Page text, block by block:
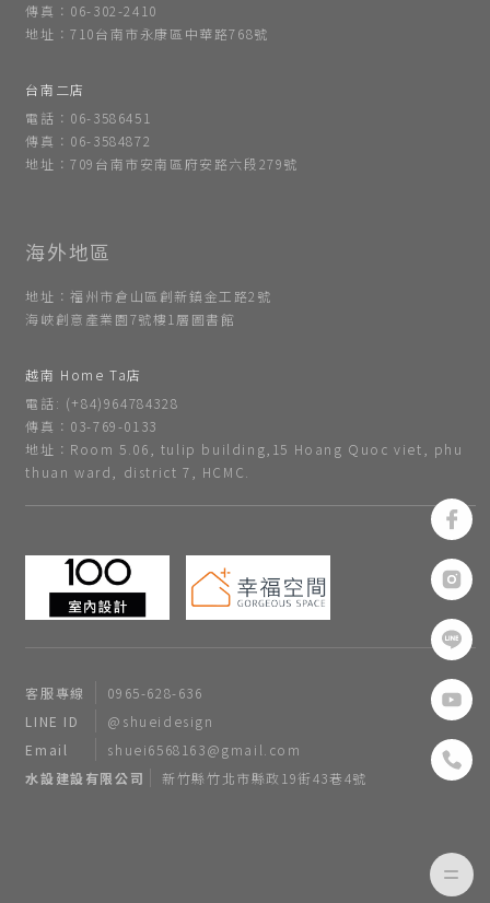
傳真：06-302-2410
地址：710台南市永康區中華路768號
台南二店
電話：06-3586451
傳真：06-3584872
地址：709台南市安南區府安路六段279號
地址：福州市倉山區創新鎮金工路2號
海峽創意產業園7號樓1層圖書館
越南 Home Ta店
電話: (+84)964784328
傳真：03-769-0133
地址：Room 5.06, tulip building,15 Hoang Quoc viet, phu
thuan ward, district 7, HCMC.
客服專線
0965-628-636
LINE ID
@shueidesign
Email
shuei6568163@gmail.com
水設建設有限公司
新竹縣竹北市縣政19街43巷4號